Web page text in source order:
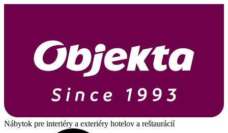
Nábytok pre interiéry a exteriéry hotelov a reštaurácií